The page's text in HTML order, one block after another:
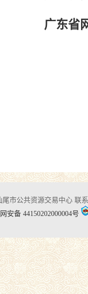
广东省
尾市公共资源交易中心 联
安备 44150202000004号